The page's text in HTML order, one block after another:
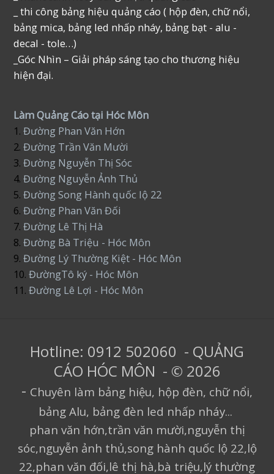
_ thi công bảng hiệu quảng cáo ( hộp đèn, chữ nổi,
bảng mica, bảng led nhấp nháy, bảng bạt - alu -
decal - tole…)
_Góc Nhìn – Giải pháp sáng tạo cho thương hiệu
hiện đại.
Làm Quảng Cáo tại Hóc Môn
1.Đường Phan Văn Hớn
2.Đường Trần Văn Mười
3.Đường Nguyễn Thị Sóc
4. Đường Nguyễn Ảnh Thủ
5.Đường Song Hành quốc lộ 22
6.Đường Phan Văn Đối
7. Đường Lê Thị Hà
8.Đường Bà Triệu - Hóc Môn
9.Đường Lý Thường Kiệt - Hóc Môn
10.ĐườngTô ký - Hóc Môn
11.Đường Lê Lợi - Hóc Môn
Hotline: 0912 502060 - QUẢNG
CÁO HÓC MÔN - © 2026
- Chuyên làm bảng hiệu, hộp đèn, chữ nổi,
bảng Alu, bảng đèn led nhấp nháy...
phan văn hớn,trần văn mười,nguyễn thị
sóc,nguyễn ảnh thủ,song hành quốc lộ 22,lộ
22,phan văn đối,lê thị hà,bà triệu,lý thường